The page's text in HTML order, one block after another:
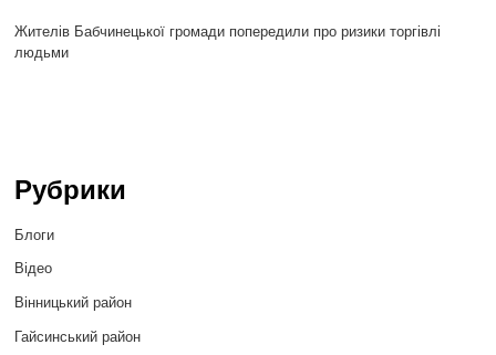
Жителів Бабчинецької громади попередили про ризики торгівлі
людьми
Рубрики
Блоги
Відео
Вінницький район
Гайсинський район